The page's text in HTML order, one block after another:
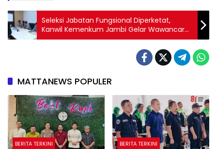
Seleksi Jabatan Fungsional Diperketat,
Kanwil Kemenkum Jambi Gelar Wawancara
Pranata Keuangan APBN Penyelia
MATTANEWS POPULER
BERITA TERKINI BERITA TERKINI